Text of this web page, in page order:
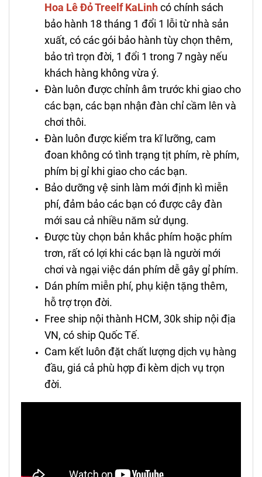
Hoa Lê Đỏ Treelf KaLinhcó chính sách
bảo hành 18 tháng 1 đổi 1 lỗi từ nhà sản
xuất, có các gói bảo hành tùy chọn thêm,
bảo trì trọn đời, 1 đổi 1 trong 7 ngày nếu
khách hàng không vừa ý.
Đàn luôn được chỉnh âm trước khi giao cho
các bạn, các bạn nhận đàn chỉ cầm lên và
chơi thôi.
Đàn luôn được kiểm tra kĩ lưỡng, cam
đoan không có tình trạng tịt phím, rè phím,
phím bị gỉ khi giao cho các bạn.
Bảo dưỡng vệ sinh làm mới định kì miễn
phí, đảm bảo các bạn có được cây đàn
mới sau cả nhiều năm sử dụng.
Được tùy chọn bản khắc phím hoặc phím
trơn, rất có lợi khi các bạn là người mới
chơi và ngại việc dán phím dễ gây gỉ phím.
Dán phím miễn phí, phụ kiện tặng thêm,
hỗ trợ trọn đời.
Free ship nội thành HCM, 30k ship nội địa
VN, có ship Quốc Tế.
Cam kết luôn đặt chất lượng dịch vụ hàng
đầu, giá cả phù hợp đi kèm dịch vụ trọn
đời.